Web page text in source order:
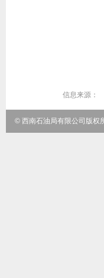
信息来源：
© 西南石油局有限公司版权